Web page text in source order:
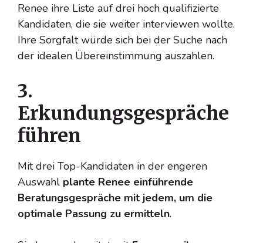
Renee ihre Liste auf drei hoch qualifizierte
Kandidaten, die sie weiter interviewen wollte.
Ihre Sorgfalt würde sich bei der Suche nach
der idealen Übereinstimmung auszahlen.
3.
Erkundungsgespräche
führen
Mit drei Top-Kandidaten in der engeren
Auswahl plante Renee einführende
Beratungsgespräche mit jedem, um die
optimale Passung zu ermitteln.